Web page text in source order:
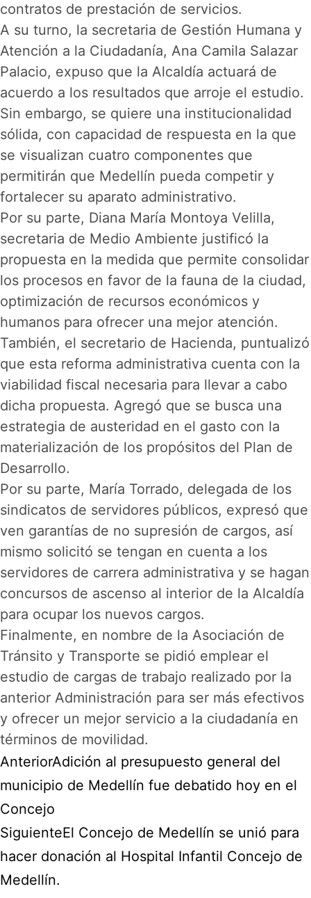
contratos de prestación de servicios.
A su turno, la secretaria de Gestión Humana y
Atención a la Ciudadanía, Ana Camila Salazar
Palacio, expuso que la Alcaldía actuará de
acuerdo a los resultados que arroje el estudio.
Sin embargo, se quiere una institucionalidad
sólida, con capacidad de respuesta en la que
se visualizan cuatro componentes que
permitirán que Medellín pueda competir y
fortalecer su aparato administrativo.
Por su parte, Diana María Montoya Velilla,
secretaria de Medio Ambiente justificó la
propuesta en la medida que permite consolidar
los procesos en favor de la fauna de la ciudad,
optimización de recursos económicos y
humanos para ofrecer una mejor atención.
También, el secretario de Hacienda, puntualizó
que esta reforma administrativa cuenta con la
viabilidad fiscal necesaria para llevar a cabo
dicha propuesta. Agregó que se busca una
estrategia de austeridad en el gasto con la
materialización de los propósitos del Plan de
Desarrollo.
Por su parte, María Torrado, delegada de los
sindicatos de servidores públicos, expresó que
ven garantías de no supresión de cargos, así
mismo solicitó se tengan en cuenta a los
servidores de carrera administrativa y se hagan
concursos de ascenso al interior de la Alcaldía
para ocupar los nuevos cargos.
Finalmente, en nombre de la Asociación de
Tránsito y Transporte se pidió emplear el
estudio de cargas de trabajo realizado por la
anterior Administración para ser más efectivos
y ofrecer un mejor servicio a la ciudadanía en
términos de movilidad.
AnteriorAdición al presupuesto general del
municipio de Medellín fue debatido hoy en el
Concejo
SiguienteEl Concejo de Medellín se unió para
hacer donación al Hospital Infantil Concejo de
Medellín.